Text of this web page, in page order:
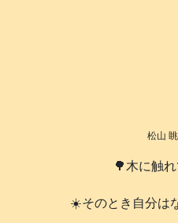
松山
🌳木に触
☀️そのとき自分は